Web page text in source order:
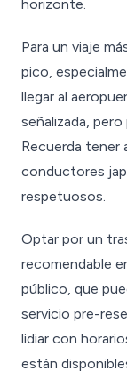
horizonte.
Para un viaje
pico,
llegar al
señalizada,
Recuerda tener
conductores
respetuosos.
Optar por un
recomendable
público, que
servicio pre-
lidiar con
están